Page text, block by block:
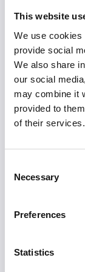
This website
We use cookies
provide social
We also share
our social
may combine it
provided to
of their services.
Selection
Necessary
Preferences
Statistics
facket. Vid
till
4. Får jag
Om du är